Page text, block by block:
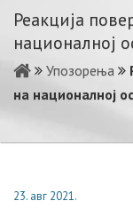
Реакција
националној
Упозорења
на националној
23. авг 2021.